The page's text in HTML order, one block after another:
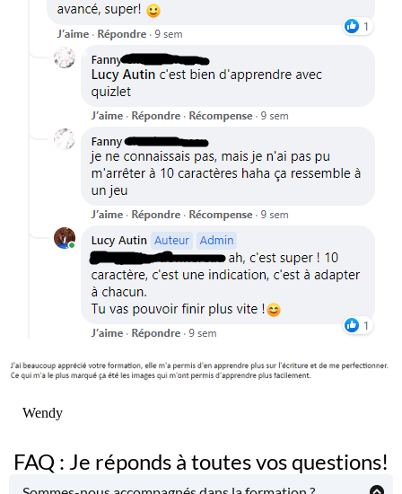
Wendy
FAQ : Je réponds à toutes vos questions!